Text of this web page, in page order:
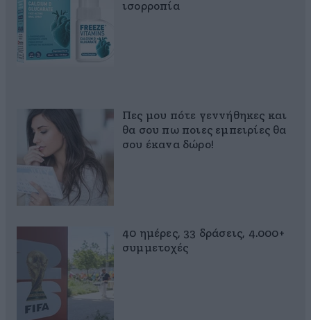
ισορροπία
Πες μου πότε γεννήθηκες και
θα σου πω ποιες εμπειρίες θα
σου έκανα δώρο!
40 ημέρες, 33 δράσεις, 4.000+
συμμετοχές